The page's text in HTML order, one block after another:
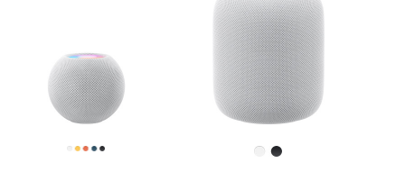
了
解
HomePod<